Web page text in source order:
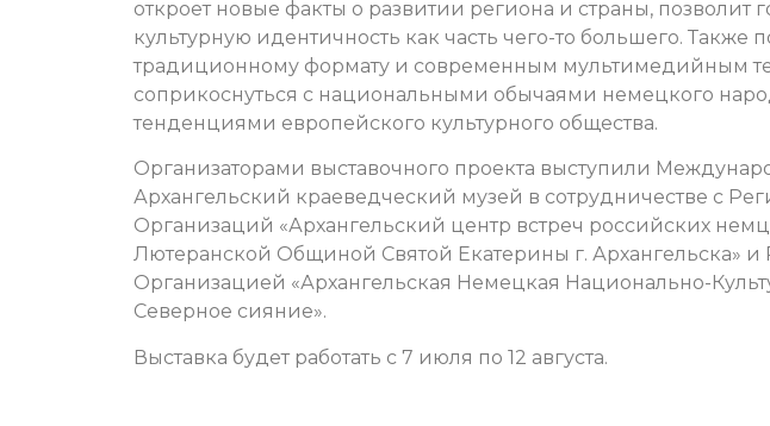
откроет новые факты о развитии региона и страны, позволит
культурную идентичность как часть чего-то большего. Также
традиционному формату и современным мультимедийным
соприкоснуться с национальными обычаями немецкого
тенденциями европейского культурного общества.
Организаторами выставочного проекта выступили
Архангельский краеведческий музей в сотрудничестве с
Организаций «Архангельский центр встреч российских
Лютеранской Общиной Святой Екатерины г. Архангельска»
Организацией «Архангельская Немецкая Национально-
Северное сияние».
Выставка будет работать с 7 июля по 12 августа.